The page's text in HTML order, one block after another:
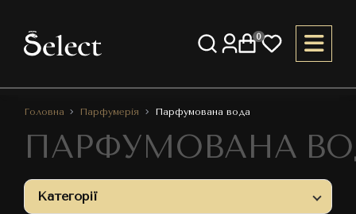
0
Головна Парфумерія Парфумована вода
ПАРФУМОВАНА
Категорії